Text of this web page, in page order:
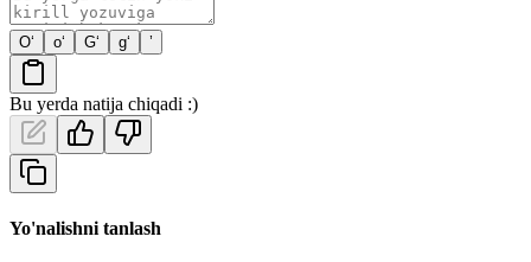
O‘ o‘ G‘ g‘ ’
Bu yerda natija chiqadi :)
Yo'nalishni tanlash